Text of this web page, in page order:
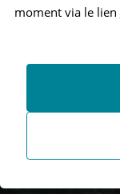
moment via le lien